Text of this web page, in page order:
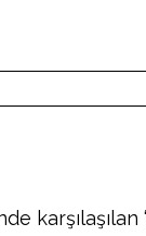
karşılaşılan